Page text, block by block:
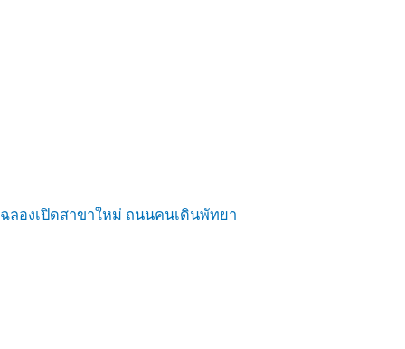
ฉลองเปิดสาขาใหม่ ถนนคนเดินพัทยา